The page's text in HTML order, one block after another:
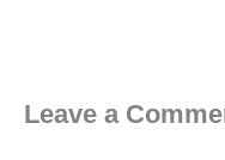
Leave a